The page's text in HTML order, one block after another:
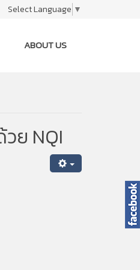
Select Language ▼
ABOUT US
ย NQI